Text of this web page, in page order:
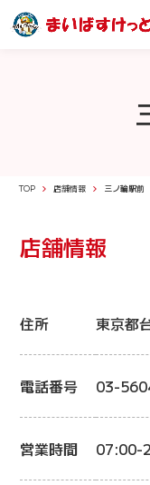
TOP 店舗情報 三ノ輪駅前
店舗情報
住所 東京都
電話番号 03-
営業時間 07:00-